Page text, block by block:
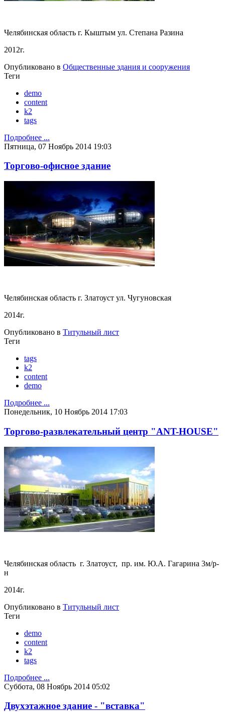
Челябинская область г. Кыштым ул. Степана Разина
2012г.
Опубликовано в Общественные здания и сооружения
Теги
demo
content
k2
tags
Подробнее ...
Пятница, 07 Ноябрь 2014 19:03
Торгово-офисное здание
Челябинская область г. Златоуст ул. Чугуновская
2014г.
Опубликовано в Титульный лист
Теги
tags
k2
content
demo
Подробнее ...
Понедельник, 10 Ноябрь 2014 17:03
Торгово-развлекательный центр "ANT-HOUSE"
Челябинская область г. Златоуст, пр. им. Ю.А. Гагарина 3м/р-
н
2014г.
Опубликовано в Титульный лист
Теги
demo
content
k2
tags
Подробнее ...
Суббота, 08 Ноябрь 2014 05:02
Двухэтажное здание - "вставка"